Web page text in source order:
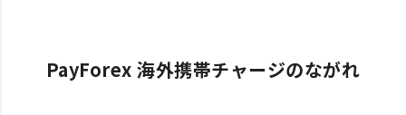
PayForex 海外携帯チャージのながれ